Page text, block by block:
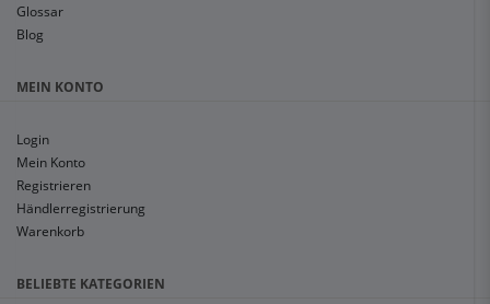
Glossar
Blog
MEIN KONTO
Login
Mein Konto
Registrieren
Händlerregistrierung
Warenkorb
BELIEBTE KATEGORIEN